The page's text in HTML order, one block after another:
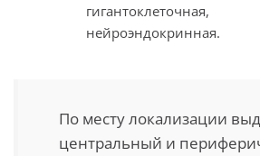
гигантоклеточная,
нейроэндокринная.
По месту локализации
центральный и